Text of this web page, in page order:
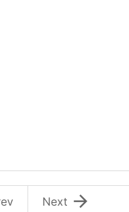

Next